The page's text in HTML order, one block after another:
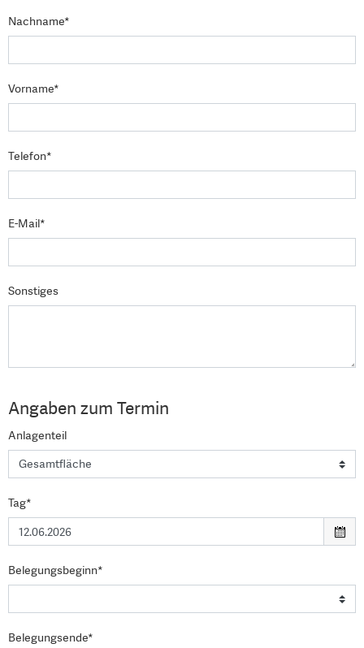
Nachname*
Vorname*
Telefon*
E-Mail*
Sonstiges
Angaben zum Termin
Anlagenteil
Tag*
Belegungsbeginn*
Belegungsende*